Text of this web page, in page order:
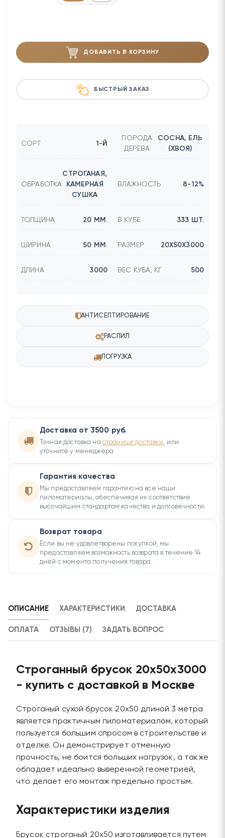
ДОБАВИТЬ В КОРЗИНУ
БЫСТРЫЙ ЗАКАЗ
СОРТ 1-Й
ПОРОДА
ДЕРЕВА
СОСНА, ЕЛЬ
(ХВОЯ)
ОБРАБОТКА
СТРОГАНАЯ,
КАМЕРНАЯ
СУШКА
ВЛАЖНОСТЬ 8-12%
ТОЛЩИНА 20 ММ. В КУБЕ 333 ШТ.
ШИРИНА 50 ММ. РАЗМЕР 20Х50Х3000
ДЛИНА 3000 ВЕС КУБА, КГ 500
АНТИСЕПТИРОВАНИЕ
РАСПИЛ
ПОГРУЗКА
Доставка от 3500 руб.
Точная доставка на странице доставки, или
уточните у менеджера
Гарантия качества
Мы предоставляем гарантию на все наши
пиломатериалы, обеспечивая их соответствие
высочайшим стандартам качества и долговечности.
Возврат товара
Если вы не удовлетворены покупкой, мы
предоставляем возможность возврата в течение 14
дней с момента получения товара.
ОПИСАНИЕ ХАРАКТЕРИСТИКИ ДОСТАВКА
ОПЛАТА ОТЗЫВЫ (7) ЗАДАТЬ ВОПРОС
Строганный брусок 20х50х3000
- купить с доставкой в Москве
Строганый сухой брусок 20х50 длиной 3 метра
является практичным пиломатериалом, который
пользуется большим спросом в строительстве и
отделке. Он демонстрирует отменную
прочность, не боится больших нагрузок, а также
обладает идеально выверенной геометрией,
что делает его монтаж предельно простым.
Характеристики изделия
Брусок строганый 20х50 изготавливается путем